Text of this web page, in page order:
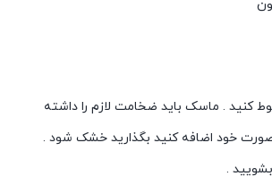
کنید . ماسک باید ضخامت لازم را داشته
خود اضافه کنید بگذارید خشک شود .
.